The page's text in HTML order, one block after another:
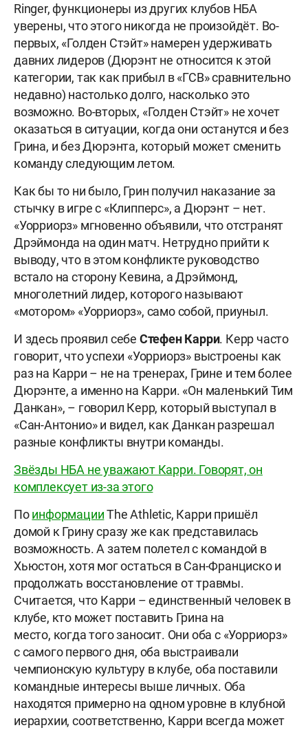
Ringer, функционеры из других клубов НБА
уверены, что этого никогда не произойдёт. Во-
первых, «Голден Стэйт» намерен удерживать
давних лидеров (Дюрэнт не относится к этой
категории, так как прибыл в «ГСВ» сравнительно
недавно) настолько долго, насколько это
возможно. Во-вторых, «Голден Стэйт» не хочет
оказаться в ситуации, когда они останутся и без
Грина, и без Дюрэнта, который может сменить
команду следующим летом.
Как бы то ни было, Грин получил наказание за
стычку в игре с «Клипперс», а Дюрэнт – нет.
«Уорриорз» мгновенно объявили, что отстранят
Дрэймонда на один матч. Нетрудно прийти к
выводу, что в этом конфликте руководство
встало на сторону Кевина, а Дрэймонд,
многолетний лидер, которого называют
«мотором» «Уорриорз», само собой, приуныл.
И здесь проявил себе Стефен Карри. Керр часто
говорит, что успехи «Уорриорз» выстроены как
раз на Карри – не на тренерах, Грине и тем более
Дюрэнте, а именно на Карри. «Он маленький Тим
Данкан», – говорил Керр, который выступал в
«Сан-Антонио» и видел, как Данкан разрешал
разные конфликты внутри команды.
Звёзды НБА не уважают Карри. Говорят, он
комплексует из-за этого
ПоинформацииThe Athletic, Карри пришёл
домой к Грину сразу же как представилась
возможность. А затем полетел с командой в
Хьюстон, хотя мог остаться в Сан-Франциско и
продолжать восстановление от травмы.
Считается, что Карри – единственный человек в
клубе, кто может поставить Грина на
место, когда того заносит. Они оба с «Уорриорз»
с самого первого дня, оба выстраивали
чемпионскую культуру в клубе, оба поставили
командные интересы выше личных. Оба
находятся примерно на одном уровне в клубной
иерархии, соответственно, Карри всегда может